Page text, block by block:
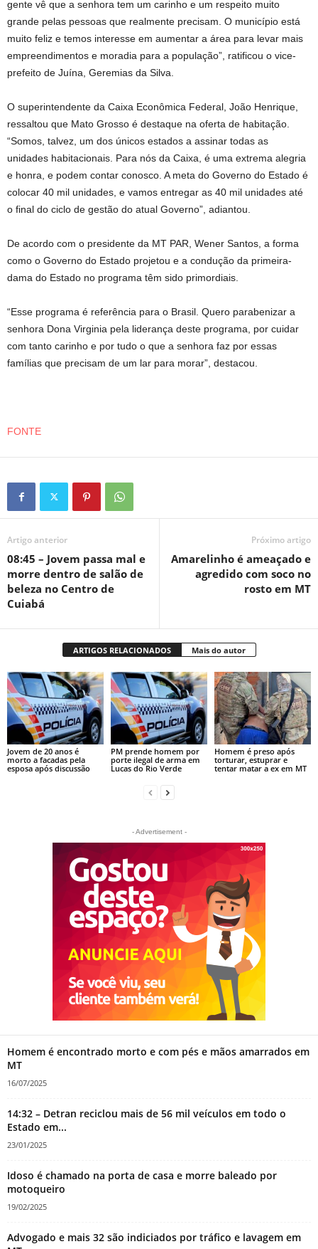
gente vê que a senhora tem um carinho e um respeito muito
grande pelas pessoas que realmente precisam. O município está
muito feliz e temos interesse em aumentar a área para levar mais
empreendimentos e moradia para a população”, ratificou o vice-
prefeito de Juína, Geremias da Silva.
O superintendente da Caixa Econômica Federal, João Henrique,
ressaltou que Mato Grosso é destaque na oferta de habitação.
“Somos, talvez, um dos únicos estados a assinar todas as
unidades habitacionais. Para nós da Caixa, é uma extrema alegria
e honra, e podem contar conosco. A meta do Governo do Estado é
colocar 40 mil unidades, e vamos entregar as 40 mil unidades até
o final do ciclo de gestão do atual Governo”, adiantou.
De acordo com o presidente da MT PAR, Wener Santos, a forma
como o Governo do Estado projetou e a condução da primeira-
dama do Estado no programa têm sido primordiais.
“Esse programa é referência para o Brasil. Quero parabenizar a
senhora Dona Virginia pela liderança deste programa, por cuidar
com tanto carinho e por tudo o que a senhora faz por essas
famílias que precisam de um lar para morar”, destacou.
FONTE
Artigo anterior
08:45 – Jovem passa mal e
morre dentro de salão de
beleza no Centro de
Cuiabá
Próximo artigo
Amarelinho é ameaçado e
agredido com soco no
rosto em MT
ARTIGOS RELACIONADOS Mais do autor
Jovem de 20 anos é
morto a facadas pela
esposa após discussão
PM prende homem por
porte ilegal de arma em
Lucas do Rio Verde
Homem é preso após
torturar, estuprar e
tentar matar a ex em MT
- Advertisement -
Homem é encontrado morto e com pés e mãos amarrados em
MT
16/07/2025
14:32 – Detran reciclou mais de 56 mil veículos em todo o
Estado em...
23/01/2025
Idoso é chamado na porta de casa e morre baleado por
motoqueiro
19/02/2025
Advogado e mais 32 são indiciados por tráfico e lavagem em